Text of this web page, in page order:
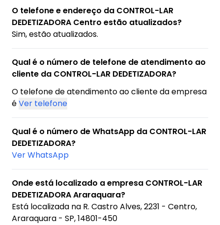
O telefone e endereço da CONTROL-LAR
DEDETIZADORA Centro estão atualizados?
Sim, estão atualizados.
Qual é o número de telefone de atendimento ao
cliente da CONTROL-LAR DEDETIZADORA?
O telefone de atendimento ao cliente da empresa
éVer telefone
Qual é o número de WhatsApp da CONTROL-LAR
DEDETIZADORA?
Ver WhatsApp
Onde está localizado a empresa CONTROL-LAR
DEDETIZADORA Araraquara?
Está localizada na R. Castro Alves, 2231 - Centro,
Araraquara - SP, 14801-450